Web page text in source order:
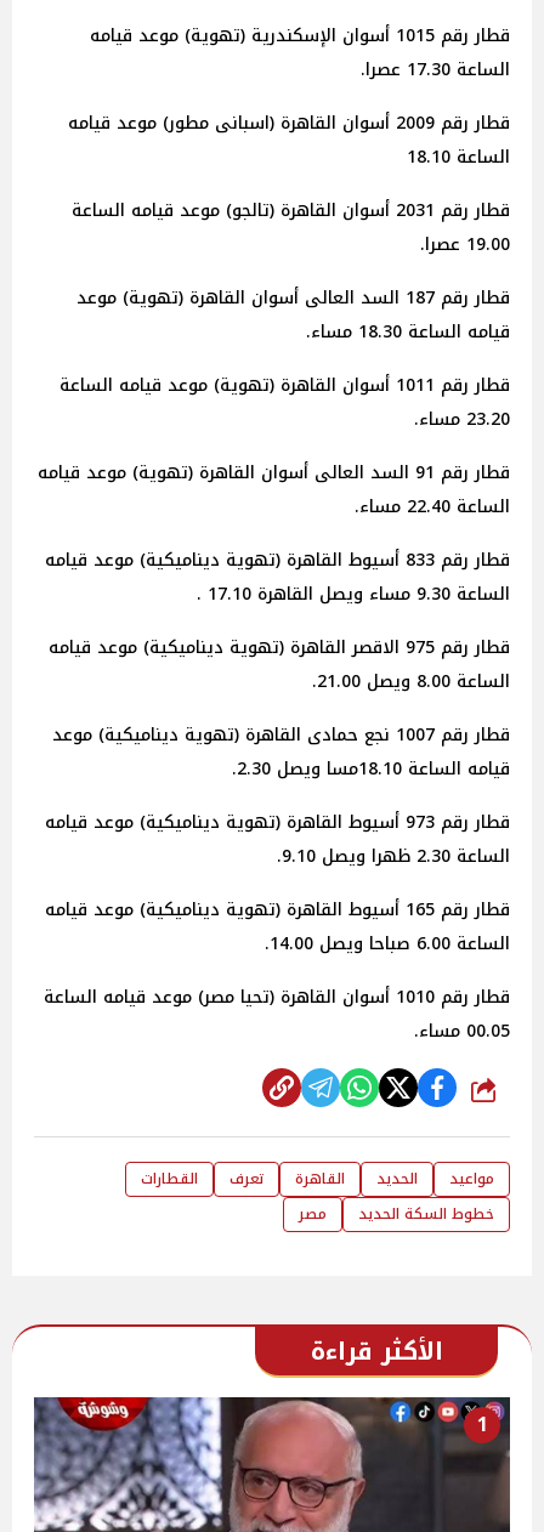
قطار رقم 1015 أسوان الإسكندرية (تهوية) موعد قيامه
الساعة 17.30 عصرا.
قطار رقم 2009 أسوان القاهرة (اسبانى مطور) موعد قيامه
الساعة 18.10
قطار رقم 2031 أسوان القاهرة (تالجو) موعد قيامه الساعة
19.00 عصرا.
قطار رقم 187 السد العالى أسوان القاهرة (تهوية) موعد
قيامه الساعة 18.30 مساء.
قطار رقم 1011 أسوان القاهرة (تهوية) موعد قيامه الساعة
23.20 مساء.
قطار رقم 91 السد العالى أسوان القاهرة (تهوية) موعد قيامه
الساعة 22.40 مساء.
قطار رقم 833 أسيوط القاهرة (تهوية ديناميكية) موعد قيامه
الساعة 9.30 مساء ويصل القاهرة 17.10 .
قطار رقم 975 الاقصر القاهرة (تهوية ديناميكية) موعد قيامه
الساعة 8.00 ويصل 21.00.
قطار رقم 1007 نجع حمادى القاهرة (تهوية ديناميكية) موعد
قيامه الساعة 18.10مسا ويصل 2.30.
قطار رقم 973 أسيوط القاهرة (تهوية ديناميكية) موعد قيامه
الساعة 2.30 ظهرا ويصل 9.10.
قطار رقم 165 أسيوط القاهرة (تهوية ديناميكية) موعد قيامه
الساعة 6.00 صباحا ويصل 14.00.
قطار رقم 1010 أسوان القاهرة (تحيا مصر) موعد قيامه الساعة
00.05 مساء.
شارك
مواعيد الحديد القاهرة تعرف
القطارات
خطوط السكة الحديد
مصر
الأكثر قراءة
1